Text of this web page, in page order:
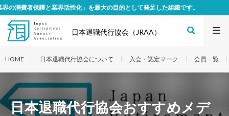
と業界活性化」を最大の目的として発足した組織です。
日本退職代行協会（JRAA）
HOME 日本退職代行協会について 入会・認定マーク 会員一覧
日本退職代行協会おすすめメデ